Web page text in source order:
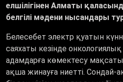
елшілігінен Алматы
белгілі мәдени нысандары
Белесебет электр қуатын
саяхаты кезінде
адамдарға көмектесу
ақша жинауға ниетті. Сондай-